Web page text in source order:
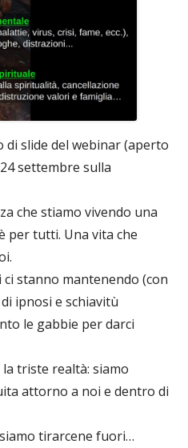
di slide del webinar (aperto
settembre sulla
che stiamo vivendo una
per tutti. Una vita che
stanno mantenendo (con
ipnosi e schiavitù
le gabbie per darci
triste realtà: siamo
attorno a noi e dentro di
tirarcene fuori…